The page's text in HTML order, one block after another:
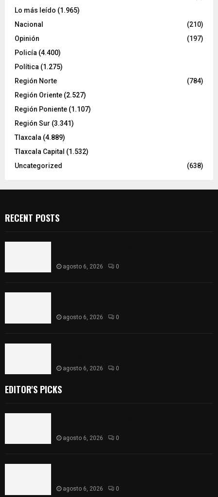
Lo más leído (1.965)
Nacional
(210)
Opinión
(197)
Policía (4.400)
Política (1.275)
Región Norte
(784)
Región Oriente (2.527)
Región Poniente (1.107)
Región Sur (3.341)
Tlaxcala (4.889)
Tlaxcala Capital (1.532)
Uncategorized
(638)
RECENT POSTS
agosto 6, 2026 0
agosto 6, 2026 0
agosto 6, 2026 0
EDITOR'S PICKS
agosto 6, 2026 0
agosto 6, 2026 0